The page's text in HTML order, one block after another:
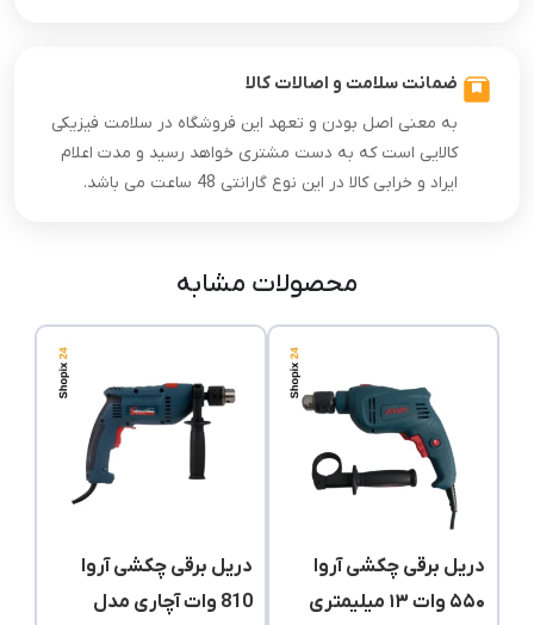
ضمانت سلامت و اصالات کالا
به معنی اصل بودن و تعهد این فروشگاه در سلامت فیزیکی
کالایی است که به دست مشتری خواهد رسید و مدت اعلام
ایراد و خرابی کالا در این نوع گارانتی 48 ساعت می باشد.
محصولات مشابه
دریل برقی چکشی آروا
۵۵۰ وات ۱۳ میلیمتری
دریل برقی چکشی آروا
810 وات آچاری مدل